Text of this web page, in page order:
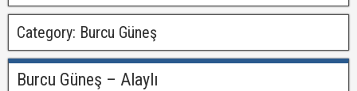
Category: Burcu Güneş
Burcu Güneş – Alaylı